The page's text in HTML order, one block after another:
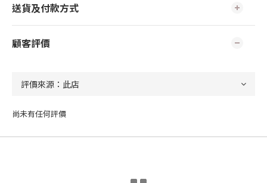
送貨及付款方式
顧客評價
尚未有任何評價